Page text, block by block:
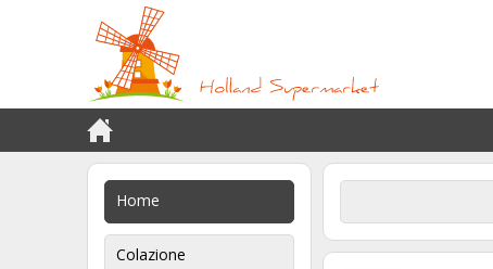
Home
Colazione